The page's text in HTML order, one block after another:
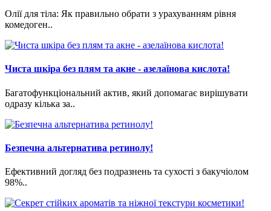
Олії для тіла: Як правильно обрати з урахуванням рівня
комедоген..
Чиста шкіра без плям та акне - азелаїнова кислота!
Багатофункціональний актив, який допомагає вирішувати
одразу кілька за..
Безпечна альтернатива ретинолу!
Ефективний догляд без подразнень та сухості з бакучіолом
98%..